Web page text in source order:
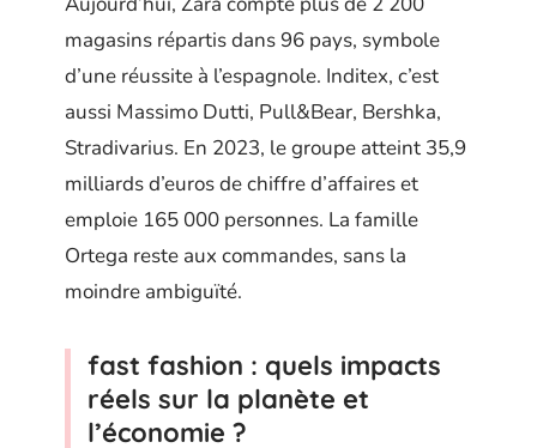
magasins répartis dans 96 pays, symbole
d’une réussite à l’espagnole. Inditex, c’est
aussi Massimo Dutti, Pull&Bear, Bershka,
Stradivarius. En 2023, le groupe atteint 35,9
milliards d’euros de chiffre d’affaires et
emploie 165 000 personnes. La famille
Ortega reste aux commandes, sans la
moindre ambiguïté.
fast fashion : quels impacts
réels sur la planète et
l’économie ?